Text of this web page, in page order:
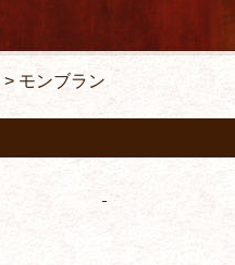
> モンブラン